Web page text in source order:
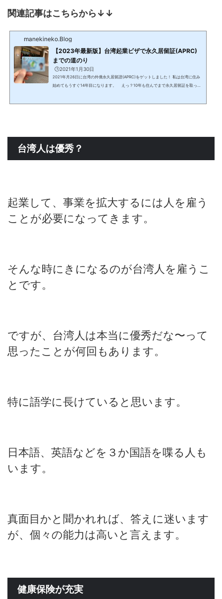
関連記事はこちらから↓↓
manekineko.Blog
【2023年最新版】台湾起業ビザで永久居留証(APRC)
までの道のり
🕒️2021年1月30日
2021年月26日に台湾の外僑永久居留證(APRC)をゲットしました！ 私は台湾に住み
始めてもうすぐ14年目になります。 えっ？10年も住んでまで永久居留証を取って
台湾人は優秀？
起業して、事業を拡大するには人を雇う
ことが必要になってきます。
そんな時にきになるのが台湾人を雇うこ
とです。
ですが、台湾人は本当に優秀だな〜って
思ったことが何回もあります。
特に語学に長けていると思います。
日本語、英語などを３か国語を喋る人も
います。
真面目かと聞かれれば、答えに迷います
が、個々の能力は高いと言えます。
健康保険が充実